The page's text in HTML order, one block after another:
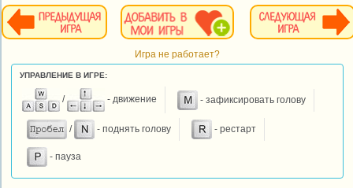
Игра не работает?
УПРАВЛЕНИЕ В ИГРЕ:
/ - движение - зафиксировать голову
/ - поднять голову - рестарт
- пауза